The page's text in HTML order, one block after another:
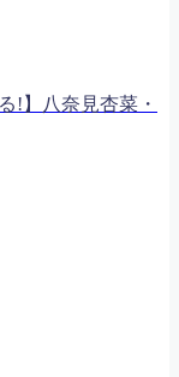
!】八奈見杏菜・